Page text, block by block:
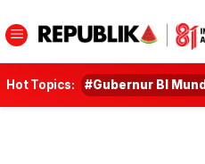
Hot Topics: #Gubernur BI